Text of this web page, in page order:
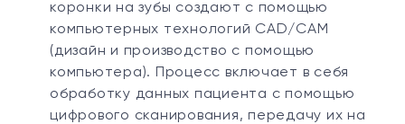
коронки на зубы создают с помощью
компьютерных технологий CAD/CAM
(дизайн и производство с помощью
компьютера). Процесс включает в себя
обработку данных пациента с помощью
цифрового сканирования, передачу их на